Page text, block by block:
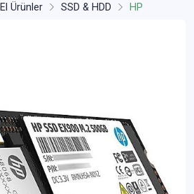
Ürünler SSD & HDD HP